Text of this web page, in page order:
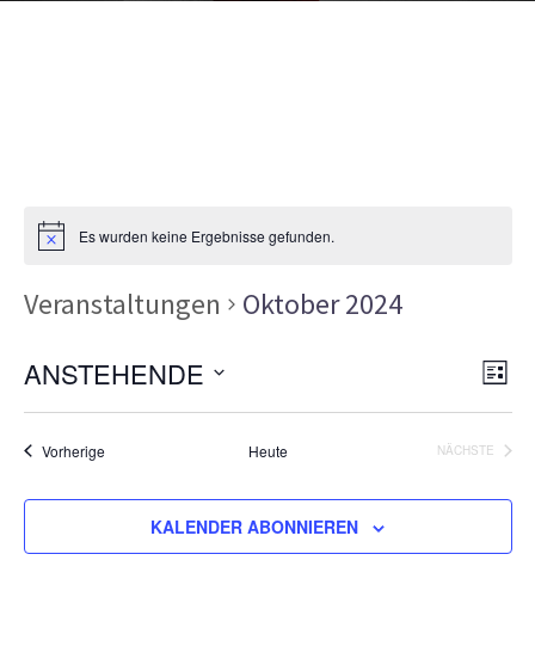
Es wurden keine Ergebnisse gefunden.
Veranstaltungen Oktober 2024
LISTE
ANSTEHENDE
Datum
wählen.
VorherigeVeranstaltungen Heute
NÄCHSTE
KALENDER ABONNIEREN